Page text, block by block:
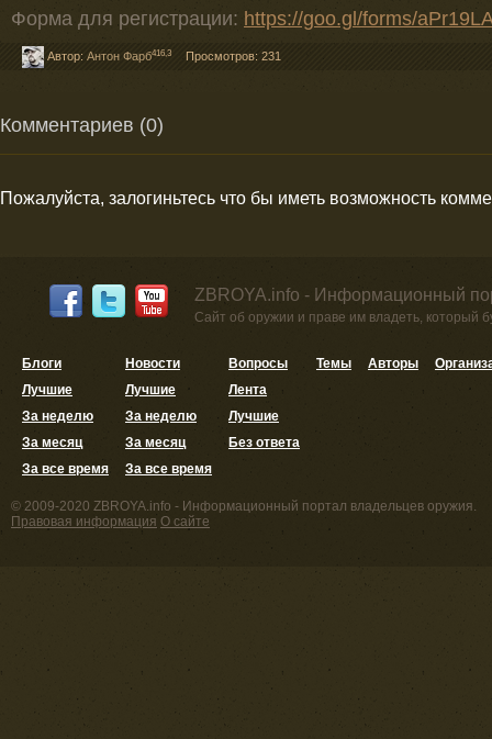
Форма для регистрации: https://goo.gl/forms/
Автор: Антон Фарб416,3 Просмотров: 231
Комментариев (0)
Пожалуйста, залогиньтесь что бы иметь возможность
ZBROYA.info - Информационный
Сайт об оружии и праве им владеть, который
Блоги
Лучшие
За неделю
За месяц
За все время
Новости
Лучшие
За неделю
За месяц
За все время
Вопросы
Лента
Лучшие
Без ответа
Темы Авторы
© 2009-2020 ZBROYA.info - Информационный портал владельцев оружия.
Правовая информация О сайте